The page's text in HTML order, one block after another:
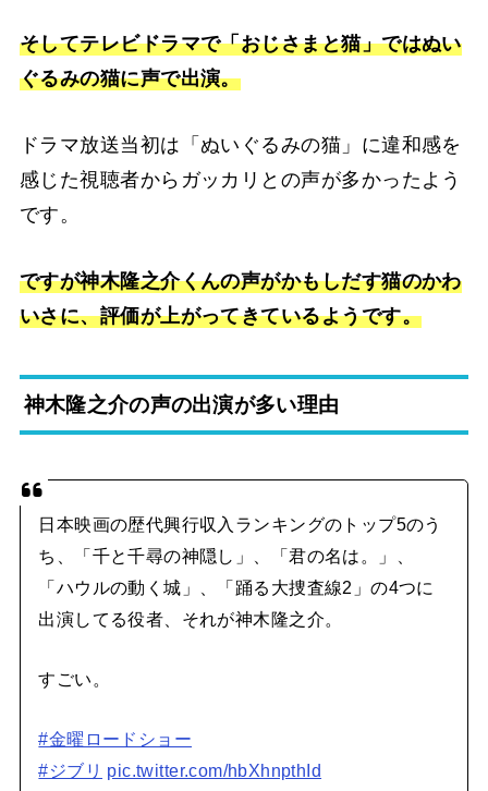
そしてテレビドラマで「おじさまと猫」ではぬい
ぐるみの猫に声で出演。
ドラマ放送当初は「ぬいぐるみの猫」に違和感を
感じた視聴者からガッカリとの声が多かったよう
です。
ですが神木隆之介くんの声がかもしだす猫のかわ
いさに、評価が上がってきているようです。
神木隆之介の声の出演が多い理由
日本映画の歴代興行収入ランキングのトップ5のう
ち、「千と千尋の神隠し」、「君の名は。」、
「ハウルの動く城」、「踊る大捜査線2」の4つに
出演してる役者、それが神木隆之介。
すごい。
#金曜ロードショー
#ジブリ pic.twitter.com/hbXhnpthId